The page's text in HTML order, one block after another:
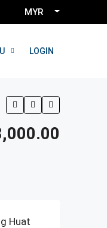
MYR
LOGIN
Huat